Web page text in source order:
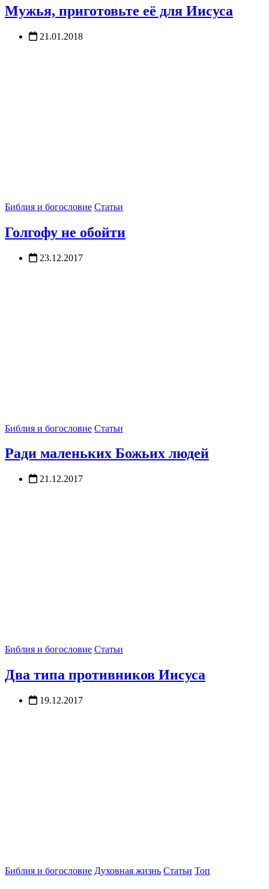
Мужья, приготовьте её для Иисуса
21.01.2018
Библия и богословие Статьи
Голгофу не обойти
23.12.2017
Библия и богословие Статьи
Ради маленьких Божьих людей
21.12.2017
Библия и богословие Статьи
Два типа противников Иисуса
19.12.2017
Библия и богословие Духовная жизнь Статьи Топ